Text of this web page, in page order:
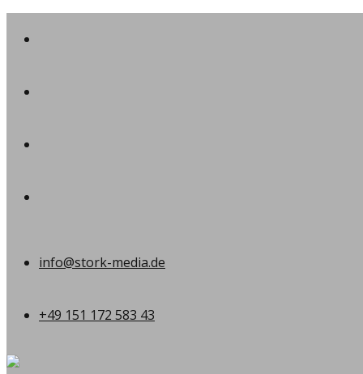
info@stork-media.de
+49 151 172 583 43